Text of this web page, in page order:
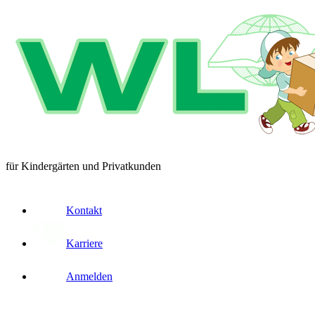
für Kindergärten und Privatkunden
Kontakt
Karriere
Anmelden